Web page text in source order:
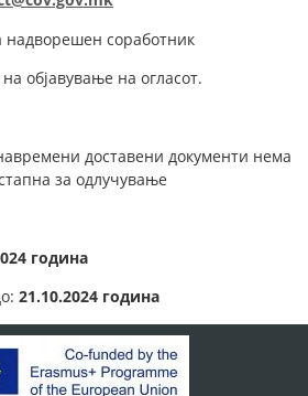
надворешен соработник
објавување на огласот.
доставени документи нема
за одлучување
година
21.10.2024 година